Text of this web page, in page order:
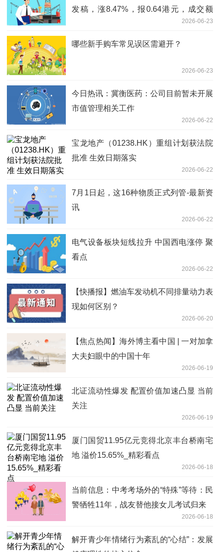
发稿，涨8.47%，报0.64港元，成交额
2026-06-23
哪些新手购车常见误区需避开？
2026-06-23
今日热讯：冀衡医药：公司目前暂未开展
市值管理相关工作
2026-06-22
宝龙地产（01238.HK）重组计划获法院
批准 生效日期落实
2026-06-22
7月1日起，这16种物质正式列管-最新资
讯
2026-06-22
电气设备板块短线拉升 中国西电涨停 聚
看点
2026-06-22
【快播报】燃油车发动机不同排量动力表
现如何区别？
2026-06-20
【焦点热闻】海外博主看中国 | 一对加拿
大夫妇眼中的中国十年
2026-06-19
北证流动性爆发 配置价值加速凸显 当前
关注
2026-06-19
厦门国贸11.95亿元竞得北京丰台桥南宅
地 溢价15.65%_精彩看点
2026-06-18
当前信息：中考考场外的“特殊”等待：民
警牺牲11年，战友替他接女儿考试归来
2026-06-18
解开青少年情绪行为紊乱的“心结”：发展